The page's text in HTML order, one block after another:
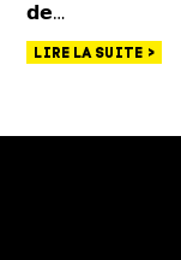
𝗱𝗲…
LIRE LA SUITE